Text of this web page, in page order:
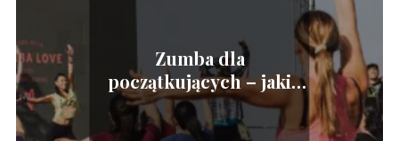
Zumba dla
początkujących – jaki
strój do zumby wybrać?